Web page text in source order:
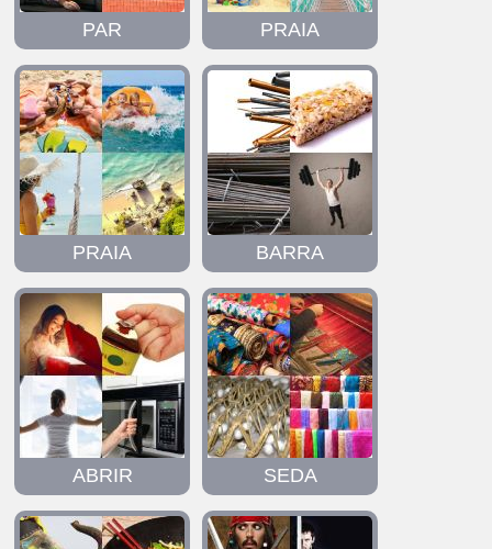
PAR PRAIA
PRAIA BARRA
ABRIR SEDA